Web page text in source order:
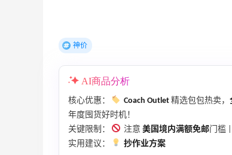
神价
AI商品分析
核心优惠： Coach Outlet 精选包包热卖，
年度囤货好时机！
关键限制：
注意 美国境内满额免邮门槛
实用建议：
抄作业方案